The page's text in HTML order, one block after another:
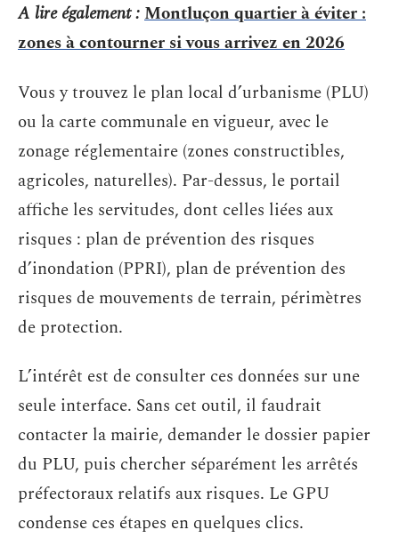
A lire également :Montluçon quartier à éviter :
zones à contourner si vous arrivez en 2026
Vous y trouvez le plan local d’urbanisme (PLU)
ou la carte communale en vigueur, avec le
zonage réglementaire (zones constructibles,
agricoles, naturelles). Par-dessus, le portail
affiche les servitudes, dont celles liées aux
risques : plan de prévention des risques
d’inondation (PPRI), plan de prévention des
risques de mouvements de terrain, périmètres
de protection.
L’intérêt est de consulter ces données sur une
seule interface. Sans cet outil, il faudrait
contacter la mairie, demander le dossier papier
du PLU, puis chercher séparément les arrêtés
préfectoraux relatifs aux risques. Le GPU
condense ces étapes en quelques clics.